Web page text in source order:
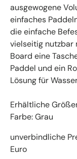
ausgewogene
einfaches
die einfache
vielseitig nutzbar
Board eine
Paddel und ein
Lösung für
Erhältliche Größen:
Farbe: Grau
unverbindliche
Euro